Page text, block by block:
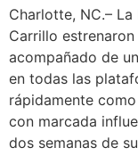
Charlotte, NC.–
Carrillo estrenaron
acompañado de
en todas las
rápidamente
con marcada
dos semanas de